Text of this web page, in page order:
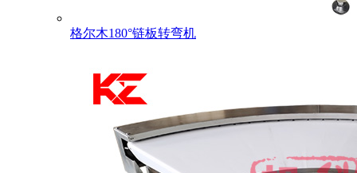
格尔木180°链板转弯机